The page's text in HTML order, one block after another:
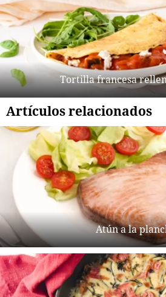
Tortilla francesa
Artículos relacionados
Atún a la